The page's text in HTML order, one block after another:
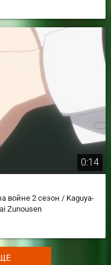
0:14
войне 2 сезон / Kaguya-
Zunousen